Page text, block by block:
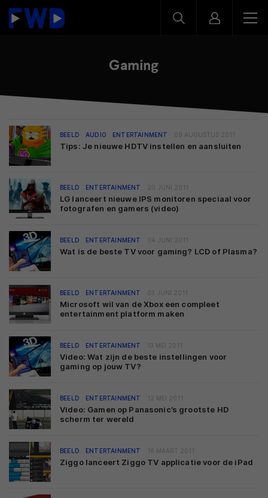
Gaming
BEELD AUDIO ENTERTAINMENT 09 AUGUSTUS 2011
Tips: Je nieuwe HDTV instellen en aansluiten
BEELD ENTERTAINMENT 20 JUNI 2011
LG lanceert nieuwe IPS monitoren speciaal voor
fotografen en gamers (video)
BEELD ENTERTAINMENT 04 JUNI 2011
Wat is de beste TV voor gaming? LCD of Plasma?
BEELD ENTERTAINMENT 03 JUNI 2011
Microsoft wil van de Xbox een compleet
entertainment platform maken
BEELD ENTERTAINMENT 13 MEI 2011
Video: Wat zijn de beste instellingen voor
gaming op jouw TV?
BEELD ENTERTAINMENT 12 MEI 2011
Video: Gamen op Panasonic’s grootste HD
scherm ter wereld
BEELD ENTERTAINMENT 16 MAART 2011
Ziggo lanceert Ziggo TV applicatie voor de iPad